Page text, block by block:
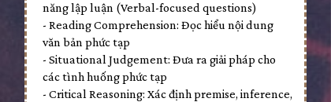
năng lập luận (Verbal-focused questions)
- Reading Comprehension: Đọc hiểu nội dung
văn bản phức tạp
- Situational Judgement: Đưa ra giải pháp cho
các tình huống phức tạp
- Critical Reasoning: Xác định premise, inference,